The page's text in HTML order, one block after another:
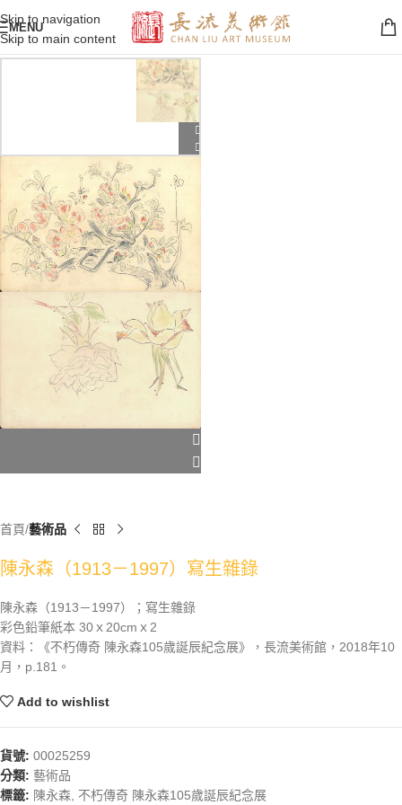
Skip to navigation
Skip to main content
MENU
首頁 藝術品
陳永森（1913－1997）寫生雜錄
陳永森（1913－1997）；寫生雜錄
彩色鉛筆紙本 30ｘ20cmｘ2
資料：《不朽傳奇 陳永森105歲誕辰紀念展》，長流美術館，2018年10
月，p.181。
Add to wishlist
貨號: 00025259
分類: 藝術品
標籤: 陳永森 不朽傳奇 陳永森105歲誕辰紀念展